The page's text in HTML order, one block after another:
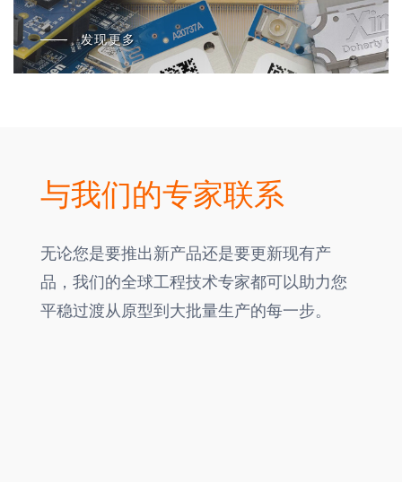
发现更多
与我们的专家联系
无论您是要推出新产品还是要更新现有产
品，我们的全球工程技术专家都可以助力您
平稳过渡从原型到大批量生产的每一步。